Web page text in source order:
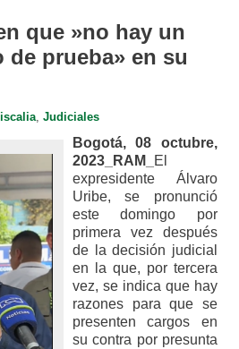
que »no hay un
de prueba» en su
, Judiciales
Bogotá, 08 octubre,
2023_RAM_
El
expresidente Álvaro
Uribe, se pronunció
este domingo por
primera vez después
de la decisión judicial
en la que, por tercera
vez, se indica que hay
razones para que se
presenten cargos en
su contra por presunta